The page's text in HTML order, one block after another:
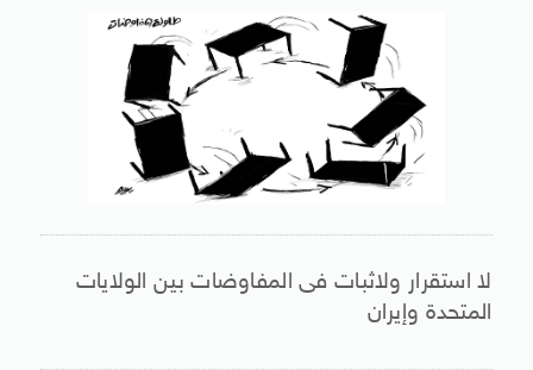
لا استقرار ولاثبات فى المفاوضات بين الولايات
المتحدة وإيران